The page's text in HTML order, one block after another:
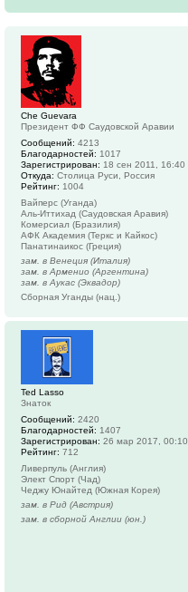
Che Guevara
Президент ФФ Саудовской Аравии
Сообщений: 4213
Благодарностей: 1017
Зарегистрирован: 18 сен 2011, 16:40
Откуда: Столица Руси, Россия
Рейтинг: 1004
Вайперс (Уганда)
Аль-Иттихад (Саудовская Аравия)
Комерсиал (Бразилия)
АФК Академия (Теркс и Кайкос)
Панатинаикос (Греция)
зам. в Венеция (Италия)
зам. в Арменио (Аргентина)
зам. в Аукас (Эквадор)
Сборная Уганды (нац.)
Ted Lasso
Знаток
Сообщений: 2420
Благодарностей: 1407
Зарегистрирован: 26 мар 2017, 00:10
Рейтинг: 712
Ливерпуль (Англия)
Элект Спорт (Чад)
Чеджу Юнайтед (Южная Корея)
зам. в Рид (Австрия)
зам. в сборной Англии (юн.)